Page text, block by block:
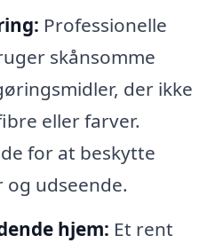
Professionelle
skånsomme
der ikke
eller farver.
for at beskytte
udseende.
hjem: Et rent